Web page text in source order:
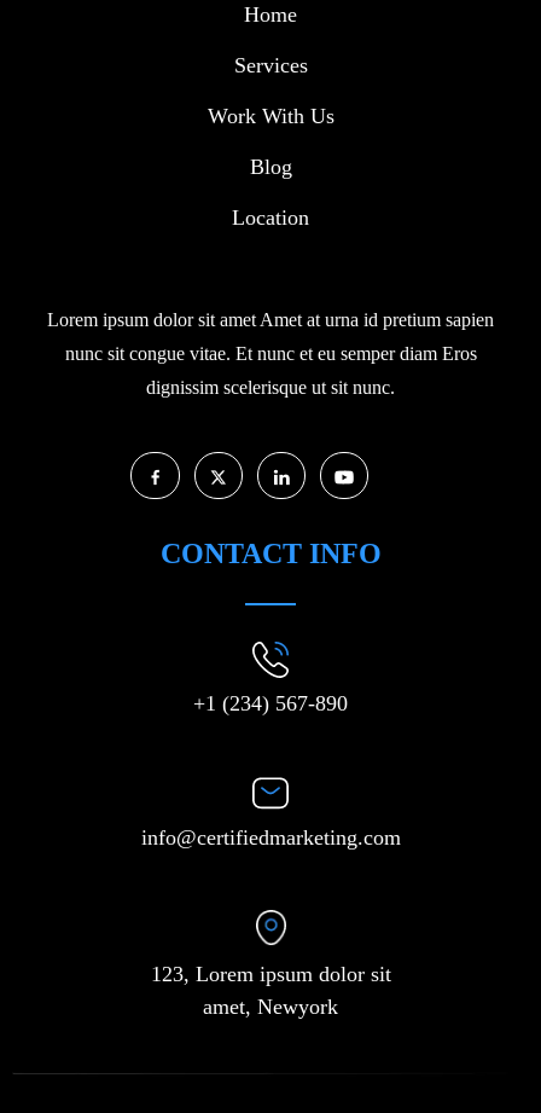
Home
Services
Work With Us
Blog
Location
Lorem ipsum dolor sit amet Amet at urna id pretium sapien
nunc sit congue vitae. Et nunc et eu semper diam Eros
dignissim scelerisque ut sit nunc.
CONTACT INFO
+1 (234) 567-890
info@certifiedmarketing.com
123, Lorem ipsum dolor sit
amet, Newyork